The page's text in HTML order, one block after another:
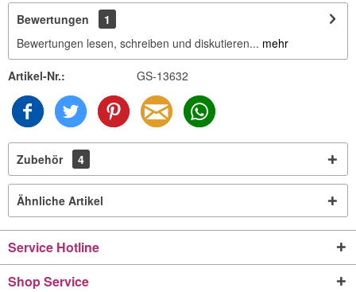
Bewertungen
1
Bewertungen lesen, schreiben und diskutieren... mehr
Artikel-Nr.: GS-13632
Zubehör 4
Ähnliche Artikel
Service Hotline
Shop Service